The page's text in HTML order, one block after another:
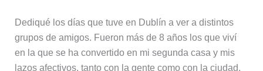
Dediqué los días que tuve en Dublín a ver a distintos
grupos de amigos. Fueron más de 8 años los que viví
en la que se ha convertido en mi segunda casa y mis
lazos afectivos, tanto con la gente como con la ciudad,